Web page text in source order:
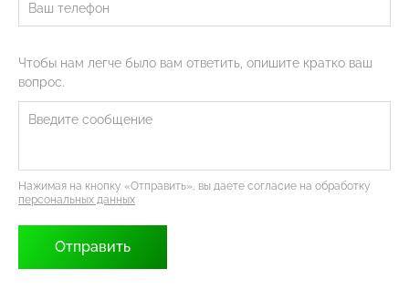
Чтобы нам легче было вам ответить, опишите кратко ваш
вопрос.
Нажимая на кнопку «Отправить», вы даете согласие на обработку
персональных данных